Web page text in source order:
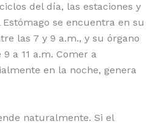
del día, las estaciones y
se encuentra en su
las 7 y 9 a.m., y su órgano
a 11 a.m. Comer a
en la noche, genera
naturalmente. Si el